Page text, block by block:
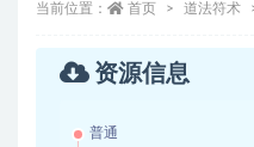
当前位置： 首页 道法符术
资源信息
普通